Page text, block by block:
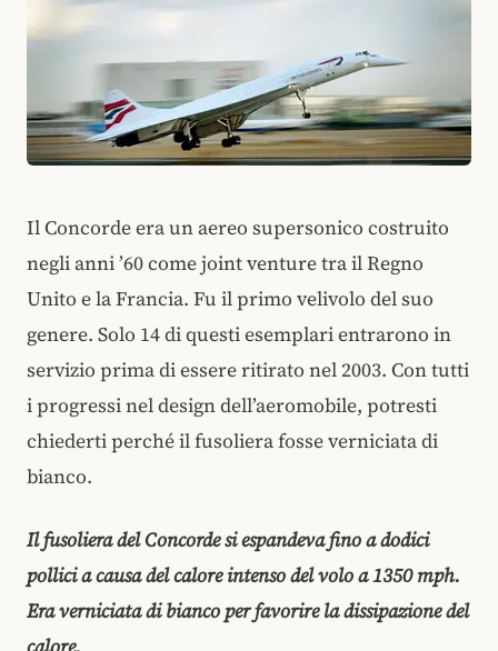
Il Concorde era un aereo supersonico costruito
negli anni ’60 come joint venture tra il Regno
Unito e la Francia. Fu il primo velivolo del suo
genere. Solo 14 di questi esemplari entrarono in
servizio prima di essere ritirato nel 2003. Con tutti
i progressi nel design dell’aeromobile, potresti
chiederti perché il fusoliera fosse verniciata di
bianco.
Il fusoliera del Concorde si espandeva fino a dodici
pollici a causa del calore intenso del volo a 1350 mph.
Era verniciata di bianco per favorire la dissipazione del